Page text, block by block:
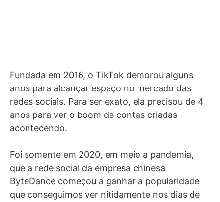
Fundada em 2016, o TikTok demorou alguns
anos para alcançar espaço no mercado das
redes sociais. Para ser exato, ela precisou de 4
anos para ver o boom de contas criadas
acontecendo.
Foi somente em 2020, em meio a pandemia,
que a rede social da empresa chinesa
ByteDance começou a ganhar a popularidade
que conseguimos ver nitidamente nos dias de